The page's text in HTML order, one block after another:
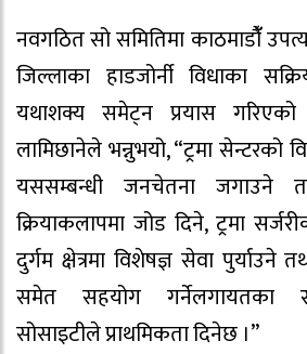
नवगठित सो समितिमा काठमाडौंँ
जिल्लाका हाडजोर्नी विधाका
यथाशक्य समेट्न प्रयास
लामिछानेले भन्नुभयो, “ट्रमा सेन्टरको
यससम्बन्धी जनचेतना जगाउने
क्रियाकलापमा जोड दिने, ट्रमा
दुर्गम क्षेत्रमा विशेषज्ञ सेवा पुर्याउने
समेत सहयोग गर्नेलगायतका
सोसाइटीले प्राथमिकता दिनेछ ।”